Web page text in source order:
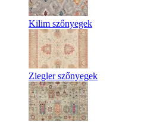
Kilim szőnyegek
Ziegler szőnyegek